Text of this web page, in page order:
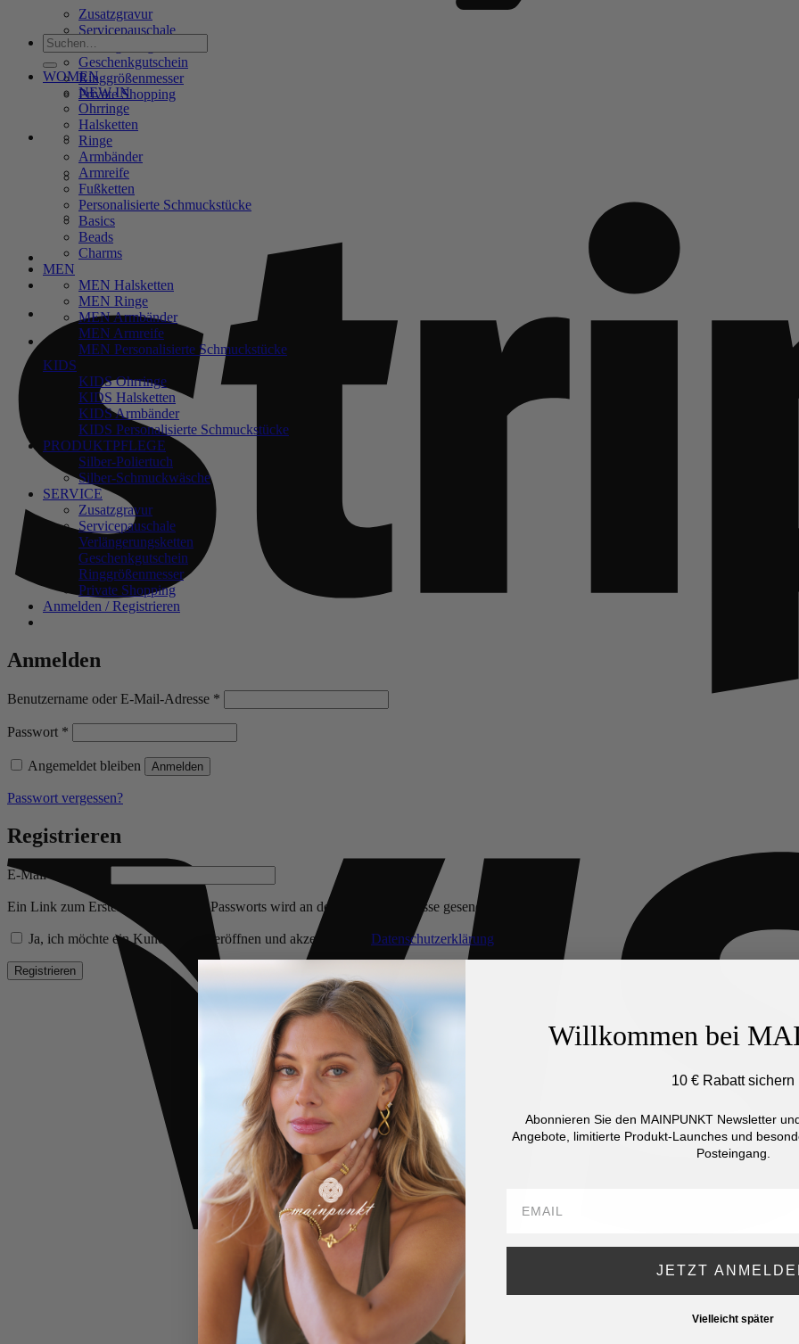
Zusatzgravur
Servicepauschale
Verlängerungsketten
Geschenkgutschein
Ringgrößenmesser
Private Shopping
Anmelden / Registrieren
Warenkorb /0,00€ 0
Suchen
nach:
WOMEN
NEW IN
Ohrringe
Halsketten
Ringe
Armbänder
Armreife
Fußketten
Personalisierte Schmuckstücke
Basics
Beads
Charms
MEN
MEN Halsketten
MEN Ringe
MEN Armbänder
MEN Armreife
MEN Personalisierte Schmuckstücke
KIDS
KIDS Ohrringe
KIDS Halsketten
KIDS Armbänder
KIDS Personalisierte Schmuckstücke
PRODUKTPFLEGE
Silber-Poliertuch
Silber-Schmuckwäsche
SERVICE
Zusatzgravur
Servicepauschale
Verlängerungsketten
Geschenkgutschein
Ringgrößenmesser
Private Shopping
Anmelden / Registrieren
Anmelden
Benutzername oder E-Mail-Adresse *
Passwort *
Angemeldet bleiben Anmelden
Passwort vergessen?
Registrieren
E-Mail-Adresse
Ein Link zum Erstellen eines neuen Passworts wird an deine E-Mail-Adresse gesendet.
Ja, ich möchte ein Kundenkonto eröffnen und akzeptiere die Datenschutzerklärung Erforderlich
Registrieren
Willkommen bei
10 € Rabatt sichern
Abonnieren Sie den MAINPUNKT Newsletter
Angebote, limitierte Produkt-Launches und
Posteingang.
JETZT
Vielleicht später